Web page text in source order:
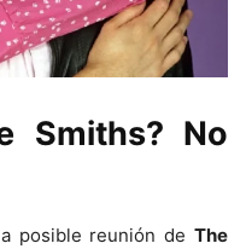
Smiths? No
posible reunión de The